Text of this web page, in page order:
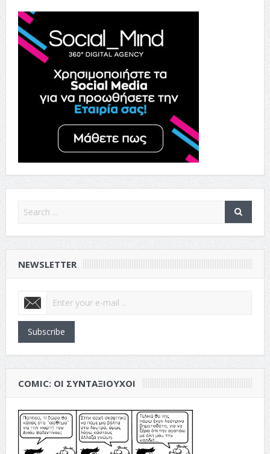
NEWSLETTER
Subscribe
COMIC: ΟΙ ΣΥΝΤΑΞΙΟΎΧΟΙ